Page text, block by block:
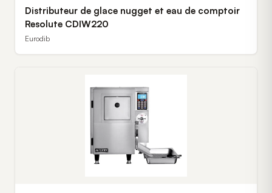
Distributeur de glace nugget et eau de comptoir
Resolute CDIW220
Eurodib